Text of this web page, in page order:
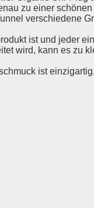
zu einer
verschiedene
ist und jeder
wird, kann es zu
ist einzigartig.